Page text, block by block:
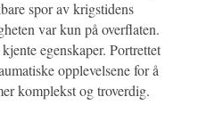
spor av krigstidens
var kun på overflaten.
egenskaper. Portrettet
opplevelsene for å
komplekst og troverdig.